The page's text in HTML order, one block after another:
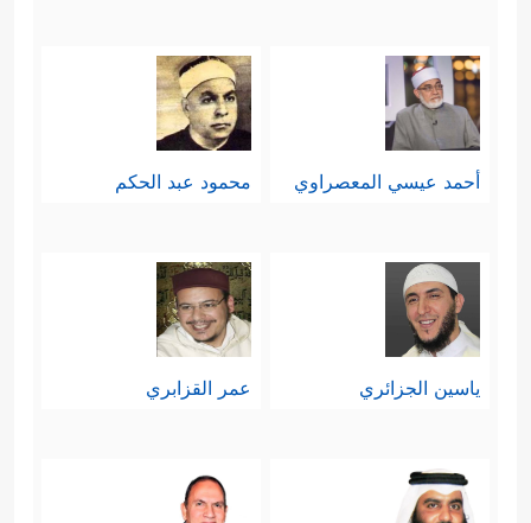
أحمد عيسي المعصراوي محمود عبد الحكم
ياسين الجزائري عمر القزابري